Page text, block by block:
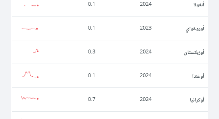
أنغولا 2024
0.1
أوروغواي 2023
0.1
أوزبكستان 2024
0.3
أوغندا 2024
0.1
أوكرانيا 2024
0.7